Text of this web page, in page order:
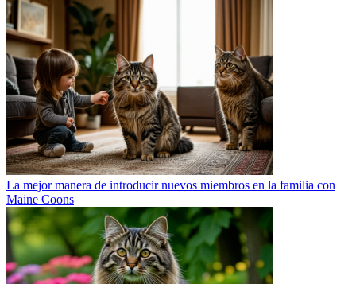
La mejor manera de introducir nuevos miembros en la familia con
Maine Coons